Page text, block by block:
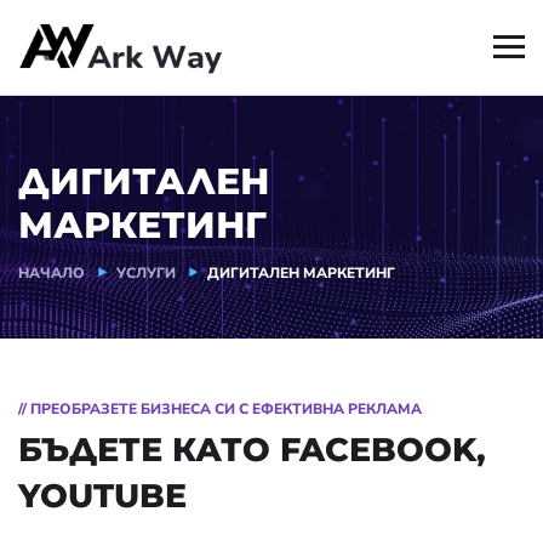
ДИГИТАЛЕН
МАРКЕТИНГ
НАЧАЛО УСЛУГИ ДИГИТАЛЕН МАРКЕТИНГ
// ПРЕОБРАЗЕТЕ БИЗНЕСА СИ С ЕФЕКТИВНА РЕКЛАМА
БЪДЕТЕ КАТО FACEBOOK,
YOUTUBE